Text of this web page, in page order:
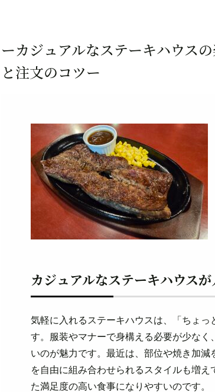
ーカジュアルなステーキハウス
と注文のコツー
カジュアルなステーキハウス
気軽に入れるステーキハウスは、「ちょ
す。服装やマナーで身構える必要が少な
いのが魅力です。最近は、部位や焼き加
を自由に組み合わせられるスタイルも増
た満足度の高い食事になりやすいのです。